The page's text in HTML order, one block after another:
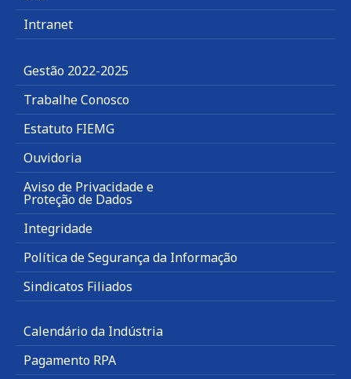
Intranet
Gestão 2022-2025
Trabalhe Conosco
Estatuto FIEMG
Ouvidoria
Aviso de Privacidade e
Proteção de Dados
Integridade
Política de Segurança da Informação
Sindicatos Filiados
Calendário da Indústria
Pagamento RPA